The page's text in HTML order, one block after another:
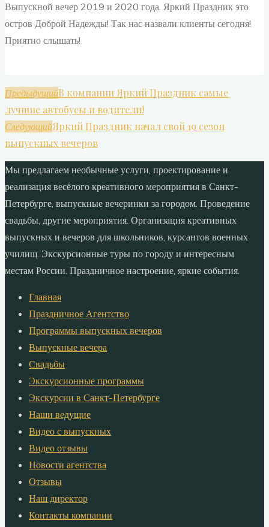
Выпускной вечер 2019 и 2020 года. Яркий Праздник это
остров Доброй Надежды! Так нас назвали клиенты сегодня!
Приятно слышать!
ПредыдущийВ компании Яркий Праздник самые
лучшие автобусы и водители!
СледующийЯркий Праздник начал свой 19 сезон
выпускных вечеров
Мы предлагаем необычные услуги, проектирование и
реализация весёлого креативного мероприятия в Санкт-
Петербурге, выпускные вечеринки за городом. Проведение
свадьбы, другие мероприятия. Организация креативных
выпускных и вечеров для школьников, курсантов военных
училищ. Экскурсионные туры по городу и интересным
местам России. Праздничное настроение, яркие события.
Главная
Праздничное Агентство
Программы выпускных вечеров
Выпускные вечера
Свадьбы
Экскурсионные программы
Экскурсии в Санкт-Петербурге
Наши ведущие
Видео с выпускных
Видео отзывы
Новости агентства
Отзывы
Наш директор
Контакты компании